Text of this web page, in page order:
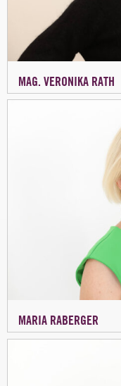
MAG. VERONIKA RATH
MARIA RABERGER